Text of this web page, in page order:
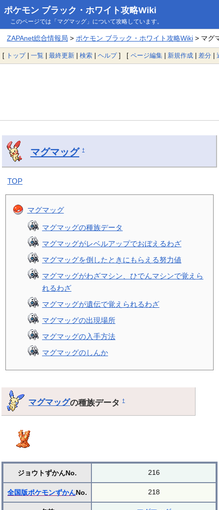
ポケモン ブラック・ホワイト攻略Wiki
このページでは「マグマッグ」について攻略しています。
ZAPAnet総合情報局 > ポケモン ブラック・ホワイト攻略Wiki> マグ
[ トップ| 一覧 | 最終更新 | 検索 | ヘルプ] [ ページ編集 | 新規作成 | 差分 |
マグマッグ †
TOP
マグマッグ
マグマッグの種族データ
マグマッグがレベルアップでおぼえるわざ
マグマッグを倒したときにもらえる努力値
マグマッグがわざマシン、ひでんマシンで覚えら
れるわざ
マグマッグが遺伝で覚えられるわざ
マグマッグの出現場所
マグマッグの入手方法
マグマッグのしんか
マグマッグの種族データ†
ジョウトずかんNo. 216
全国版ポケモンずかんNo. 218